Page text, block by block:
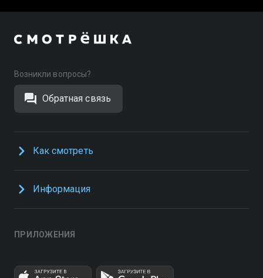
Возникли вопросы?
Обратная связь
Как смотреть
Информация
ПРИЛОЖЕНИЯ